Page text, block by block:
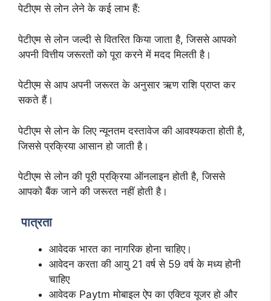
पेटीएम से लोन लेने के कई लाभ हैं:
पेटीएम से लोन जल्दी से वितरित किया जाता है, जिससे आपको
अपनी वित्तीय जरूरतों को पूरा करने में मदद मिलती है।
पेटीएम से आप अपनी जरूरत के अनुसार ऋण राशि प्राप्त कर
सकते हैं।
पेटीएम से लोन के लिए न्यूनतम दस्तावेज की आवश्यकता होती है,
जिससे प्रक्रिया आसान हो जाती है।
पेटीएम से लोन की पूरी प्रक्रिया ऑनलाइन होती है, जिससे
आपको बैंक जाने की जरूरत नहीं होती है।
पात्रता
आवेदक भारत का नागरिक होना चाहिए।
आवेदन करता की आयु 21 वर्ष से 59 वर्ष के मध्य होनी
चाहिए
आवेदक Paytm मोबाइल ऐप का एक्टिव यूजर हो और